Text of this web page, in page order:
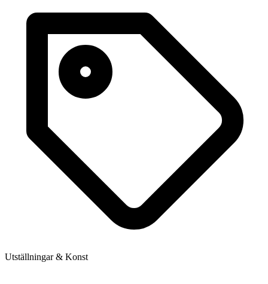
Utställningar & Konst